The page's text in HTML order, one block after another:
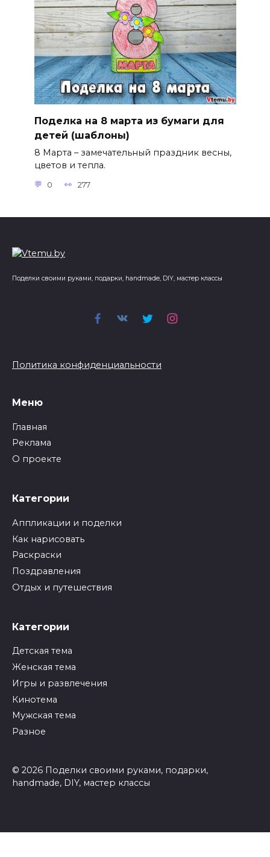
Поделка на 8 марта из бумаги для
детей (шаблоны)
8 Марта – замечательный праздник весны,
цветов и тепла.
0 277
Поделки своими руками, подарки, handmade, DIY, мастер классы
Политика конфиденциальности
Меню
Главная
Реклама
О проекте
Категории
Аппликации и поделки
Как нарисовать
Раскраски
Поздравления
Отдых и путешествия
Категории
Детская тема
Женская тема
Игры и развлечения
Кинотема
Мужская тема
Разное
© 2026 Поделки своими руками, подарки,
handmade, DIY, мастер классы